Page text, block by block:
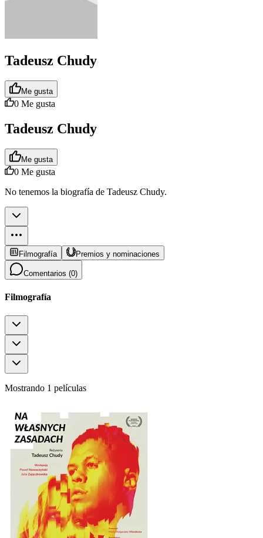
Tadeusz Chudy
Me gusta
0 Me gusta
Tadeusz Chudy
Me gusta
0 Me gusta
No tenemos la biografía de Tadeusz Chudy.
Filmografía Premios y nominaciones
Comentarios (0)
Filmografía
Mostrando 1 películas